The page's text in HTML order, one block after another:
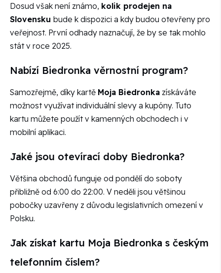
Dosud však není známo, kolik prodejen na
Slovensku bude k dispozici a kdy budou otevřeny pro
veřejnost. První odhady naznačují, že by se tak mohlo
stát v roce 2025.
Nabízí Biedronka věrnostní program?
Samozřejmě, díky kartě Moja Biedronka získáváte
možnost využívat individuální slevy a kupóny. Tuto
kartu můžete použít v kamenných obchodech i v
mobilní aplikaci.
Jaké jsou otevírací doby Biedronka?
Většina obchodů funguje od pondělí do soboty
přibližně od 6:00 do 22:00. V neděli jsou většinou
pobočky uzavřeny z důvodu legislativních omezení v
Polsku.
Jak získat kartu Moja Biedronka s českým
telefonním číslem?